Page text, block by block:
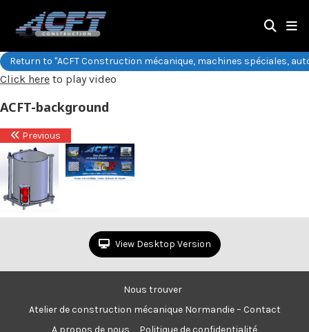
Return to "ACFT Construction mécanique, machines spéciales,
Click here to play video
ACFT-background
Previous
View Desktop Version
Nous trouver
Atelier de construction mécanique Normandie – Contact
A propos de nous
Politique de confidentialité